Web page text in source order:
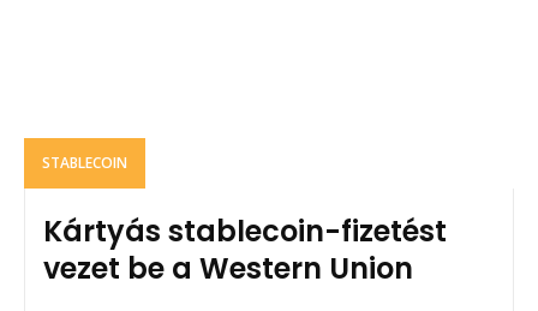
STABLECOIN
Kártyás stablecoin-fizetést
vezet be a Western Union